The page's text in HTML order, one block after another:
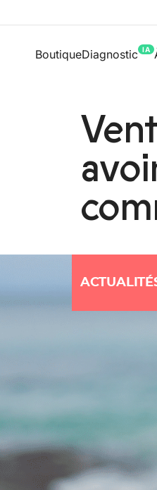
BoutiqueDiagnostic IA